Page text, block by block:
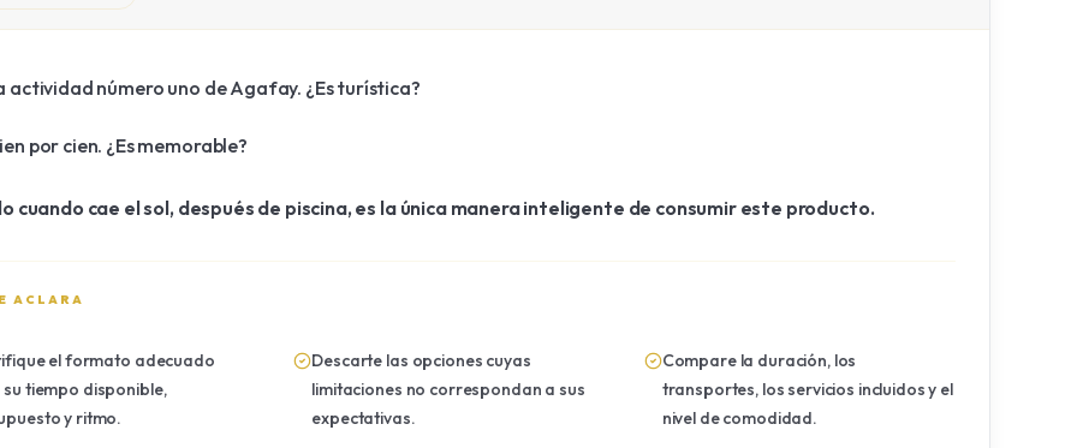
actividad número uno de Agafay. ¿Es turística?
por cien. ¿Es memorable?
cuando cae el sol, después de piscina, es la única manera inteligente de consumir este producto.
ACLARA
el formato adecuado
tiempo disponible,
y ritmo.
Descarte las opciones cuyas
limitaciones no correspondan a sus
expectativas.
Compare la duración, los
transportes, los servicios incluidos y el
nivel de comodidad.